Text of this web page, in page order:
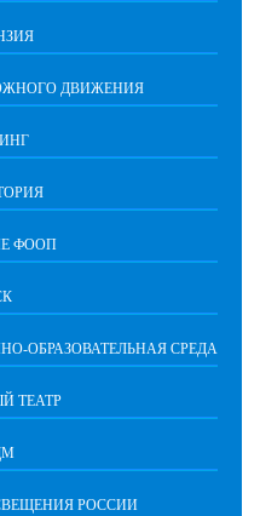
ДВИЖЕНИЯ
ФООП
ОБРАЗОВАТЕЛЬНАЯ СРЕДА
ТЕАТР
РОССИИ